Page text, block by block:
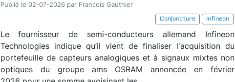
Publié le 02-07-2026 par Francois Gauthier
Conjoncture
Infineon
Le fournisseur de semi-conducteurs allemand Infineon
Technologies indique qu’il vient de finaliser l'acquisition du
portefeuille de capteurs analogiques et à signaux mixtes non
optiques du groupe ams OSRAM annoncée en février